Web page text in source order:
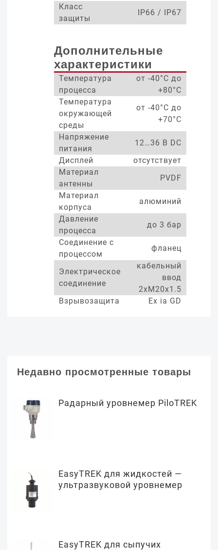
Класс
защиты
IP66 / IP67
Дополнительные
характеристики
Температура
процесса
от -40°С до
+80°С
Температура
окружающей
среды
от -40°С до
+70°С
Напряжение
питания
12…36 В DC
Дисплей
отсутствует
Материал
антенны
PVDF
Материал
корпуса
алюминий
Давление
процесса
до 3 бар
Соединение с
процессом
фланец
Электрическое
соединение
кабельный
ввод
2xM20x1.5
Взрывозащита
Ex ia GD
Недавно просмотренные товары
Радарный уровнемер PiloTREK
EasyTREK для жидкостей —
ультразвуковой уровнемер
EasyTREK для сыпучих